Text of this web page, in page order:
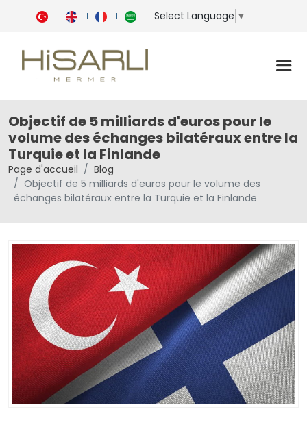
Select Language ▼
Objectif de 5 milliards d'euros pour le
volume des échanges bilatéraux entre la
Turquie et la Finlande
Page d'accueil
Blog
Objectif de 5 milliards d'euros pour le volume des
échanges bilatéraux entre la Turquie et la Finlande